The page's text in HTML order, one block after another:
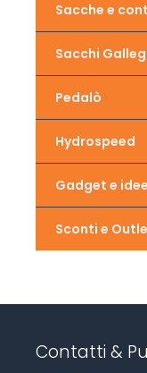
Sacche e
Sacchi
Pedalò
Hydrospeed
Gadget e
Sconti e
Contatti &